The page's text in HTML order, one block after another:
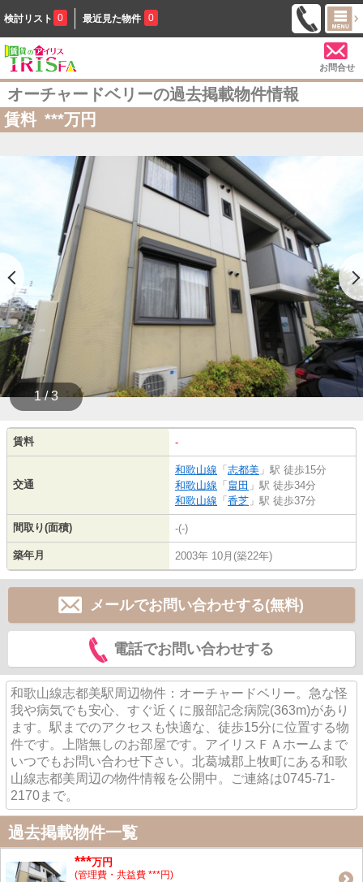
検討リスト 0 最近見た物件 0
お問合せ
オーチャードベリーの過去掲載物件情報
賃料 ***万円
1 / 3
賃料 -
交通
和歌山線 「 志都美 」駅 徒歩15分
和歌山線 「 畠田 」駅 徒歩34分
和歌山線 「 香芝 」駅 徒歩37分
間取り(面積) -(-)
築年月 2003年 10月(築22年)
メールでお問い合わせする(無料)
電話でお問い合わせする
和歌山線志都美駅周辺物件：オーチャードベリー。急な怪
我や病気でも安心、すぐ近くに服部記念病院(363m)があり
ます。駅までのアクセスも快適な、徒歩15分に位置する物
件です。上階無しのお部屋です。アイリスＦＡホームまで
いつでもお問い合わせ下さい。北葛城郡上牧町にある和歌
山線志都美周辺の物件情報を公開中。ご連絡は0745-71-
2170まで。
過去掲載物件一覧
***万円
(管理費・共益費 ***円)